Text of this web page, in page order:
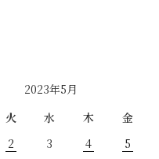
2023年5月
火 水 木 金
2 3 4 5